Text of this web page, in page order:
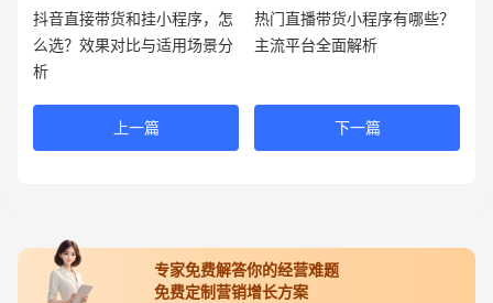
抖音直接带货和挂小程序，怎
么选？效果对比与适用场景分
析
上一篇
热门直播带货小程序有哪些？
主流平台全面解析
下一篇
专家免费解答你的经营难题
免费定制营销增长方案